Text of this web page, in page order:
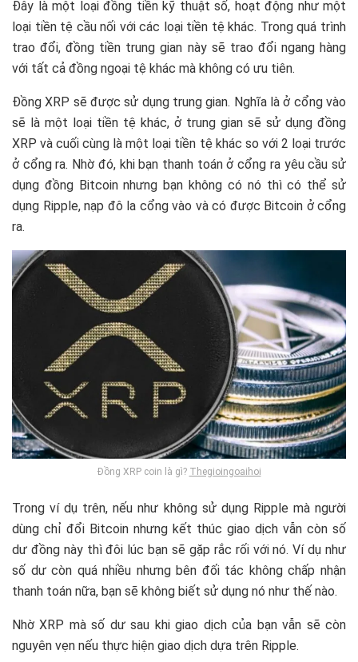
Đây là một loại đồng tiền kỹ thuật số, hoạt động như một
loại tiền tệ cầu nối với các loại tiền tệ khác. Trong quá trình
trao đổi, đồng tiền trung gian này sẽ trao đổi ngang hàng
với tất cả đồng ngoại tệ khác mà không có ưu tiên.
Đồng XRP sẽ được sử dụng trung gian. Nghĩa là ở cổng vào
sẽ là một loại tiền tệ khác, ở trung gian sẽ sử dụng đồng
XRP và cuối cùng là một loại tiền tệ khác so với 2 loại trước
ở cổng ra. Nhờ đó, khi bạn thanh toán ở cổng ra yêu cầu sử
dụng đồng Bitcoin nhưng bạn không có nó thì có thể sử
dụng Ripple, nạp đô la cổng vào và có được Bitcoin ở cổng
ra.
Đồng XRP coin là gì? Thegioingoaihoi
Trong ví dụ trên, nếu như không sử dụng Ripple mà người
dùng chỉ đổi Bitcoin nhưng kết thúc giao dịch vẫn còn số
dư đồng này thì đôi lúc bạn sẽ gặp rắc rối với nó. Ví dụ như
số dư còn quá nhiều nhưng bên đối tác không chấp nhận
thanh toán nữa, bạn sẽ không biết sử dụng nó như thế nào.
Nhờ XRP mà số dư sau khi giao dịch của bạn vẫn sẽ còn
nguyên vẹn nếu thực hiện giao dịch dựa trên Ripple.